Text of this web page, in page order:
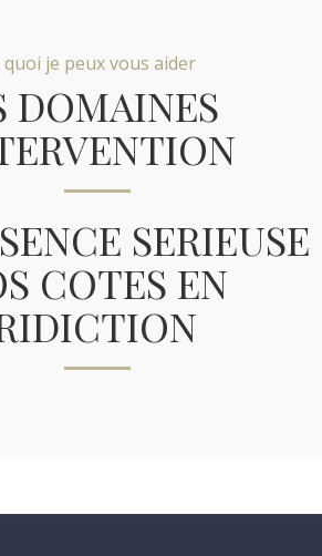
quoi je peux vous aider
DOMAINES
SERIEUSE
COTES EN